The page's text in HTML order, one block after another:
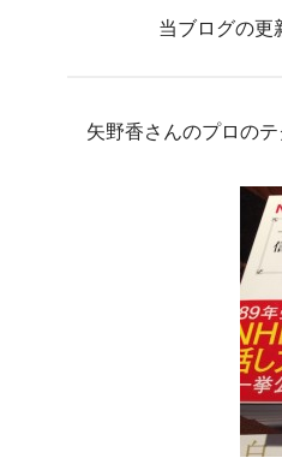
当ブログの更
矢野香さんのプロのテ